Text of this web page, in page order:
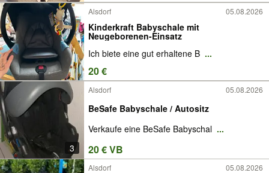
Alsdorf 05.08.2026
Kinderkraft Babyschale mit
Neugeborenen-Einsatz
Ich biete eine gut erhaltene B ...
20 €
3
Alsdorf 05.08.2026
BeSafe Babyschale / Autositz
Verkaufe eine BeSafe Babyschal ...
20 € VB
Alsdorf 05.08.2026